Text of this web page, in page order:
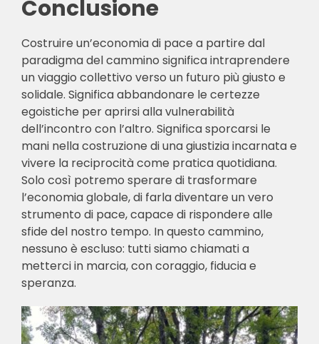
Conclusione
Costruire un’economia di pace a partire dal
paradigma del cammino significa intraprendere
un viaggio collettivo verso un futuro più giusto e
solidale. Significa abbandonare le certezze
egoistiche per aprirsi alla vulnerabilità
dell’incontro con l’altro. Significa sporcarsi le
mani nella costruzione di una giustizia incarnata e
vivere la reciprocità come pratica quotidiana.
Solo così potremo sperare di trasformare
l’economia globale, di farla diventare un vero
strumento di pace, capace di rispondere alle
sfide del nostro tempo. In questo cammino,
nessuno è escluso: tutti siamo chiamati a
metterci in marcia, con coraggio, fiducia e
speranza.